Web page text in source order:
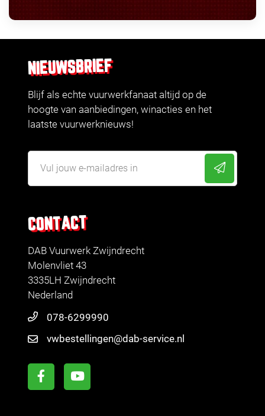
CONTACT
DAB Vuurwerk Zwijndrecht
Molenvliet 43
3335LH Zwijndrecht
Nederland
078-6299990
vwbestellingen@dab-service.nl
NIEUWSBRIEF
Blijf als echte vuurwerkfanaat altijd op de
hoogte van aanbiedingen, winacties en het
laatste vuurwerknieuws!